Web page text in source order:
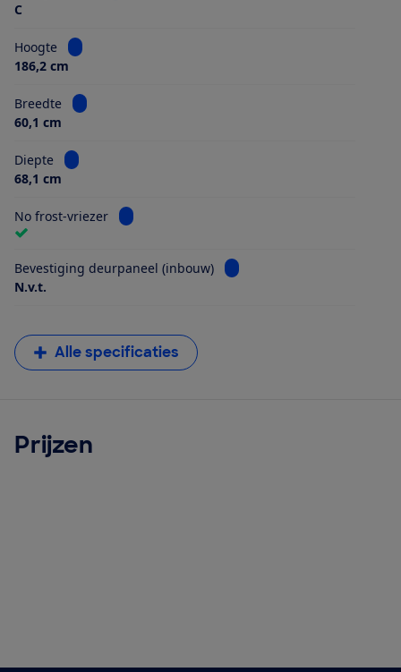
C
Hoogte
Bekijk informatie voor Hoogte
186,2 cm
Breedte
Bekijk informatie voor Breedte
60,1 cm
Diepte
Bekijk informatie voor Diepte
68,1 cm
No frost-vriezer Bekijk informatie voor No frost-vriezer
Bevestiging deurpaneel (inbouw)
Bekijk informatie voor
N.v.t.
Alle specificaties
Prijzen